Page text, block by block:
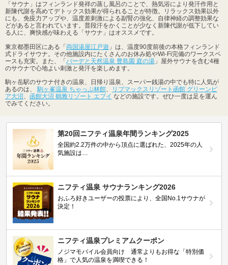
「サウナ」はフィンランド発祥の蒸し風呂のことで、熱気浴により発汗作用と
新陳代謝を高めてデトックス効果が得られることが特徴。リラックス効果以外
にも、免疫力アップや、温度差刺激による副腎の強化、自律神経の調整効果な
どがあると言われています。普段汗をかくことが少なく新陳代謝が低下してい
る人に、爽快感が味わえる「サウナ」はオススメです。
東京都墨田区にある「 両国湯屋江戸遊 」は、温度90度前後の本格フィンランド
式ドライサウナ。その他施設内にたくさんのお休み処やWi-Fi完備のワークスペ
ースも充実。また、「 バーデと天然温泉 豊島園 庭の湯 」屋外サウナを含む4種
のサウナで心地よい刺激と発汗を楽しめます。
駒ヶ岳駅のサウナ付きの温泉、日帰り温泉、スーパー銭湯の中でも特に人気が
あるのは、駒ヶ峯温泉 ちゃっぷ林館、
リブマックスリゾート函館 グリーンピ
ア大沼、 函館大沼 鶴雅リゾート エプイ などの施設です。ぜひ一度は足を運ん
でみてください。
第20回ニフティ温泉年間ランキング2025
全国約2.2万件の中から頂点に選ばれた、2025年の人
気施設は…
ニフティ温泉 サウナランキング2026
おふろ好きユーザーの投票により、全国No.1サウナが
決定！
ニフティ温泉プレミアムクーポン
ノジマモバイル会員向け 通常よりもお得な「特別価
格」で人気の温泉を満喫できる！